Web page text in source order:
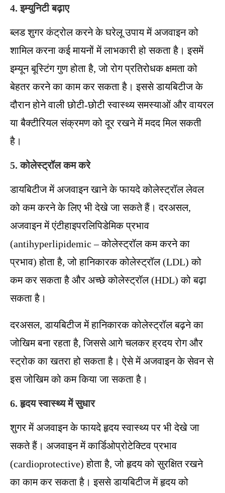
4. इम्युनिटी बढ़ाए
ब्लड शुगर कंट्रोल करने के घरेलू उपाय में अजवाइन को
शामिल करना कई मायनों में लाभकारी हो सकता है। इसमें
इम्यून बूस्टिंग गुण होता है, जो रोग प्रतिरोधक क्षमता को
बेहतर करने का काम कर सकता है। इससे डायबिटीज के
दौरान होने वाली छोटी-छोटी स्वास्थ्य समस्याओं और वायरल
या बैक्टीरियल संक्रमण को दूर रखने में मदद मिल सकती
है।
5. कोलेस्ट्रॉल कम करे
डायबिटीज में अजवाइन खाने के फायदे कोलेस्ट्रॉल लेवल
को कम करने के लिए भी देखे जा सकते हैं। दरअसल,
अजवाइन में एंटीहाइपरलिपिडेमिक प्रभाव
(antihyperlipidemic – कोलेस्ट्रॉल कम करने का
प्रभाव) होता है, जो हानिकारक कोलेस्ट्रॉल (LDL) को
कम कर सकता है और अच्छे कोलेस्ट्रॉल (HDL) को बढ़ा
सकता है।
दरअसल, डायबिटीज में हानिकारक कोलेस्ट्रॉल बढ़ने का
जोखिम बना रहता है, जिससे आगे चलकर ह्रदय रोग और
स्ट्रोक का खतरा हो सकता है। ऐसे में अजवाइन के सेवन से
इस जोखिम को कम किया जा सकता है।
6. हृदय स्वास्थ्य में सुधार
शुगर में अजवाइन के फायदे हृदय स्वास्थ्य पर भी देखे जा
सकते हैं। अजवाइन में कार्डिओप्रोटेक्टिव प्रभाव
(cardioprotective) होता है, जो हृदय को सुरक्षित रखने
का काम कर सकता है। इससे डायबिटीज में हृदय को